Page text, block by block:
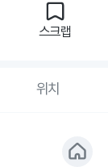
스크랩
위치